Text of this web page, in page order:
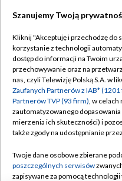
Abonament TVP
Emisja w TVP
Centrum informacji TVP
Naziemna Telewizja
Rada Programowa
Szanujemy Twoją
Kliknij "Akceptuję i przechodzę do
korzystanie z technologii
dostęp do informacji na Twoim
przechowywanie oraz na
nas, czyli Telewizję Polską S.A. w
Zaufanych Partnerów z IAB*
Partnerów TVP (93 firm), w
zautomatyzowanego
mierzenia ich skuteczności) i
także zgody na udostępnianie
Twoje dane osobowe zbierane
poszczególnych serwisów
zapisywane za pomocą